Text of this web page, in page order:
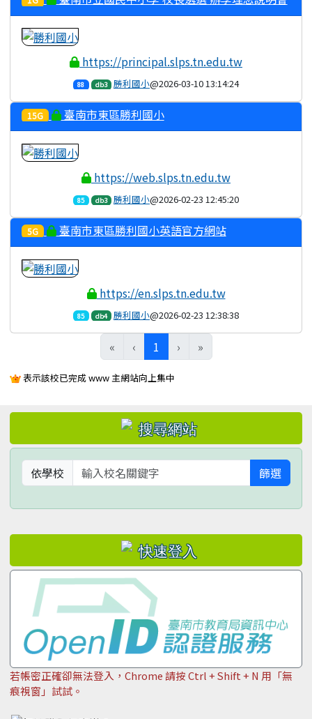
https://principal.slps.tn.edu.tw
88 db3 勝利國小@2026-03-10 13:14:24
15G 臺南市東區勝利國小
https://web.slps.tn.edu.tw
85 db3 勝利國小@2026-02-23 12:45:20
5G 臺南市東區勝利國小英語官方網站
https://en.slps.tn.edu.tw
85 db4 勝利國小@2026-02-23 12:38:38
« ‹ 1 (目前頁次)
› »
表示該校已完成 www 主網站向上集中
左邊區域內容
依學校 篩選
若帳密正確卻無法登入，Chrome 請按 Ctrl + Shift + N 用「無
痕視窗」試試。